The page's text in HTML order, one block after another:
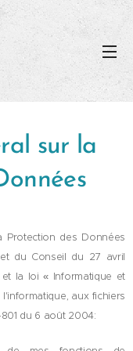
sur la
Protection des Données
du Conseil du 27 avril
la loi « Informatique et
l'informatique, aux fichiers
du 6 août 2004: